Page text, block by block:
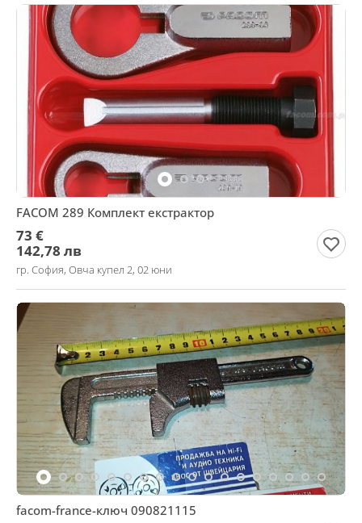
FACOM 289 Комплект екстрактор
73 €
142,78 лв
гр. София, Овча купел 2, 02 юни
facom-france-ключ 090821115